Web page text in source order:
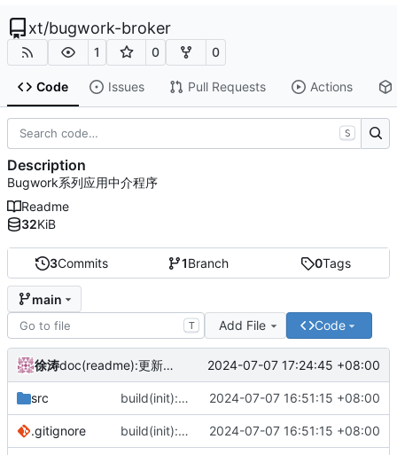
xt/bugwork-broker
1 0 0
Code Issues Pull Requests Actions
3Commits 1Branch 0Tags
main
T Add File Code
徐涛 doc(readme):更新介绍文档。 2024-07-07 17:24:45 +08:00
src build(init):项目初始化建立 2024-07-07 16:51:15 +08:00
.gitignore build(init):项目初始化建立 2024-07-07 16:51:15 +08:00
S
Description
Bugwork系列应用中介程序
Readme
32KiB